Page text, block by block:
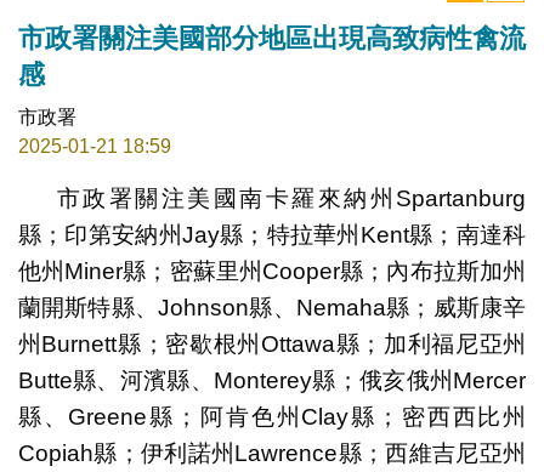
市政署關注美國部分地區出現高致病性禽流
感
市政署
2025-01-21 18:59
市政署關注美國南卡羅來納州Spartanburg
縣；印第安納州Jay縣；特拉華州Kent縣；南達科
他州Miner縣；密蘇里州Cooper縣；內布拉斯加州
蘭開斯特縣、Johnson縣、Nemaha縣；威斯康辛
州Burnett縣；密歇根州Ottawa縣；加利福尼亞州
Butte縣、河濱縣、Monterey縣；俄亥俄州Mercer
縣、Greene縣；阿肯色州Clay縣；密西西比州
Copiah縣；伊利諾州Lawrence縣；西維吉尼亞州